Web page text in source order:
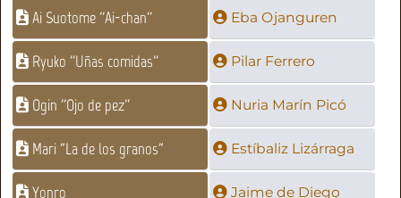
Ai Suotome ''Ai-chan'' Eba Ojanguren
Ryuko ''Uñas comidas'' Pilar Ferrero
Ogin ''Ojo de pez'' Nuria Marín Picó
Mari "La de los granos" Estíbaliz Lizárraga
Yonro Jaime de Diego